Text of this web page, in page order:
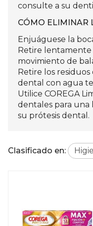
consulte a su
CÓMO ELIMINAR
Enjuáguese la
Retire
movimiento de
Retire los
dental con agua
Utilice COREGA
dentales para
su prótesis dental.
Clasificado en: